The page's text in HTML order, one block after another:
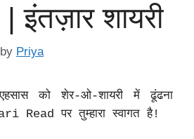
इंतज़ार शायरी
by Priya
को शेर‑ओ‑शायरी में ढूंढना
Read पर तुम्हारा स्वागत है!